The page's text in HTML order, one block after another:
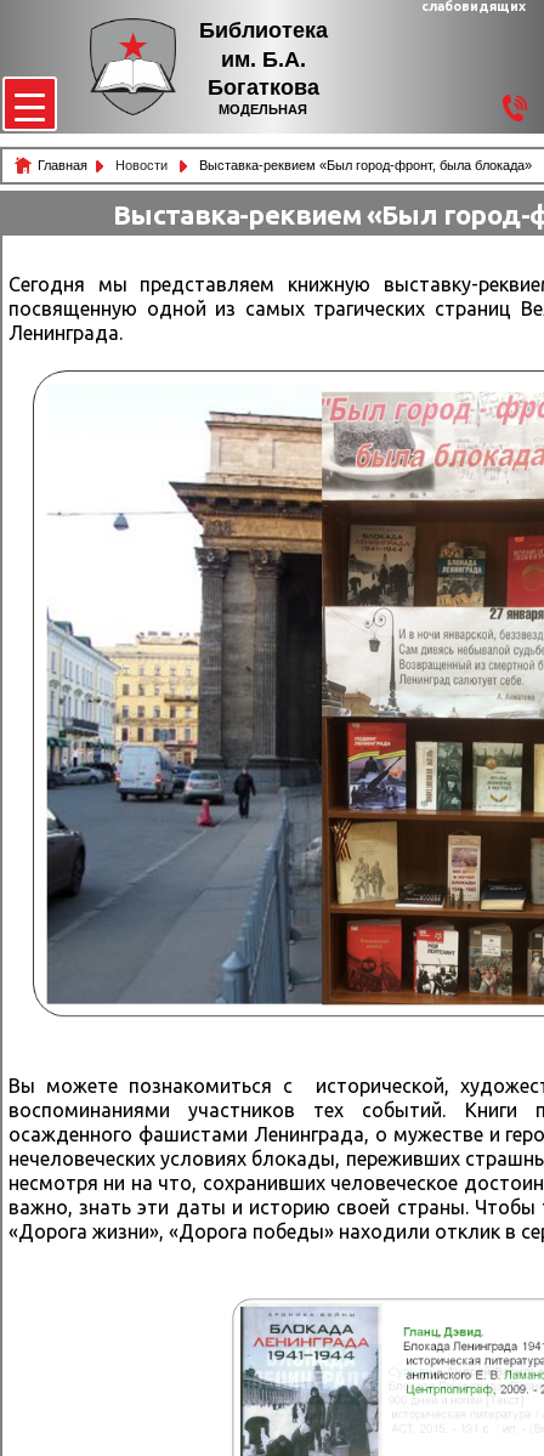
Библиотека
им. Б.А.
Богаткова
МОДЕЛЬНАЯ
слабовидящих
Главная Новости Выставка-реквием «Был город-фронт, была блокада»
Выставка-реквием «Был город-
Сегодня мы представляем книжную выставку-
посвященную одной из самых трагических страниц
Ленинграда.
Вы можете познакомиться с исторической,
воспоминаниями участников тех событий. Книги
осажденного фашистами Ленинграда, о мужестве и
нечеловеческих условиях блокады, переживших
несмотря ни на что, сохранивших человеческое
важно, знать эти даты и историю своей страны. Чтобы
«Дорога жизни», «Дорога победы» находили отклик в